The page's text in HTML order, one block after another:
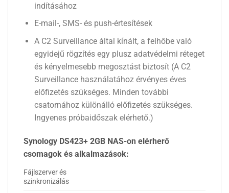
indításához
E-mail-, SMS- és push-értesítések
A C2 Surveillance által kínált, a felhőbe való
egyidejű rögzítés egy plusz adatvédelmi réteget
és kényelmesebb megosztást biztosít (A C2
Surveillance használatához érvényes éves
előfizetés szükséges. Minden további
csatornához különálló előfizetés szükséges.
Ingyenes próbaidőszak elérhető.)
Synology DS423+ 2GB NAS-on elérherő
csomagok és alkalmazások:
Fájlszerver és
szinkronizálás